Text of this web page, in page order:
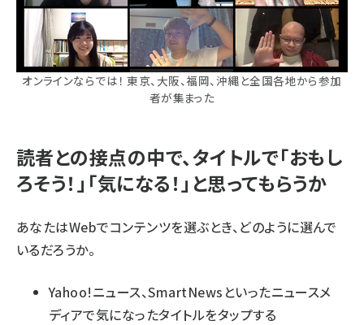
オンラインならでは！ 東京、大阪、福岡、沖縄と全国各地から参加
者が集まった
読者との接点の中で、タイトルで「おもし
ろそう！」「気になる！」と思ってもらうか
あなたはWebでコンテンツを選ぶとき、どのように選んで
いるだろうか。
Yahoo!ニュース、SmartNewsといったニュースメ
ディアで気になったタイトルをタップする